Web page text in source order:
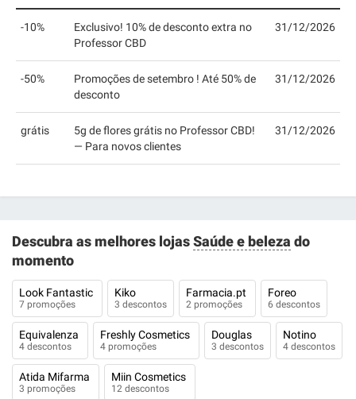
-10%
Exclusivo! 10% de desconto extra no
Professor CBD
31/12/2026
-50%
Promoções de setembro ! Até 50% de
desconto
31/12/2026
grátis
5g de flores grátis no Professor CBD!
— Para novos clientes
31/12/2026
Descubra as melhores lojasSaúde e beleza do
momento
Look Fantastic
7 promoções
Kiko
3 descontos
Farmacia.pt
2 promoções
Foreo
6 descontos
Equivalenza
4 descontos
Freshly Cosmetics
4 promoções
Douglas
3 descontos
Notino
4 descontos
Atida Mifarma
3 promoções
Miin Cosmetics
12 descontos